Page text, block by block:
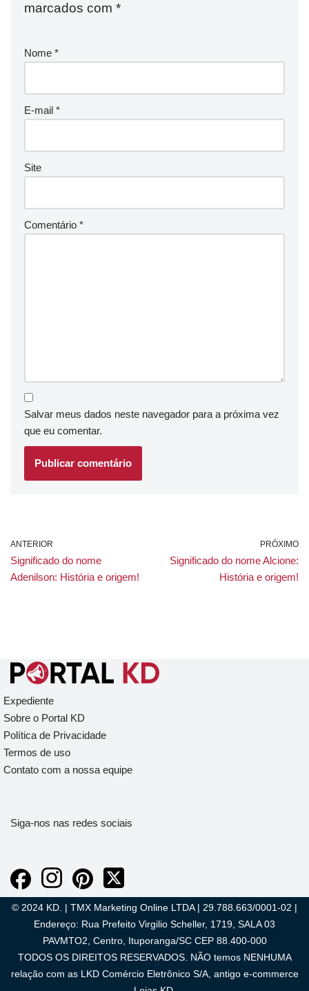
marcados com *
Nome *
E-mail *
Site
Comentário *
Salvar meus dados neste navegador para a próxima vez
que eu comentar.
ANTERIOR
Significado do nome
Adenilson: História e origem!
PRÓXIMO
Significado do nome Alcione:
História e origem!
Expediente
Sobre o Portal KD
Política de Privacidade
Termos de uso
Contato com a nossa equipe
Siga-nos nas redes sociais
© 2024 KD. | TMX Marketing Online LTDA | 29.788.663/0001-02 |
Endereço: Rua Prefeito Virgilio Scheller, 1719, SALA 03
PAVMTO2, Centro, Ituporanga/SC CEP 88.400-000
TODOS OS DIREITOS RESERVADOS. NÃO temos NENHUMA
relação com as LKD Comércio Eletrônico S/A, antigo e-commerce